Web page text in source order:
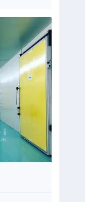
Hava
cinsine,
ve
göre
Ancak